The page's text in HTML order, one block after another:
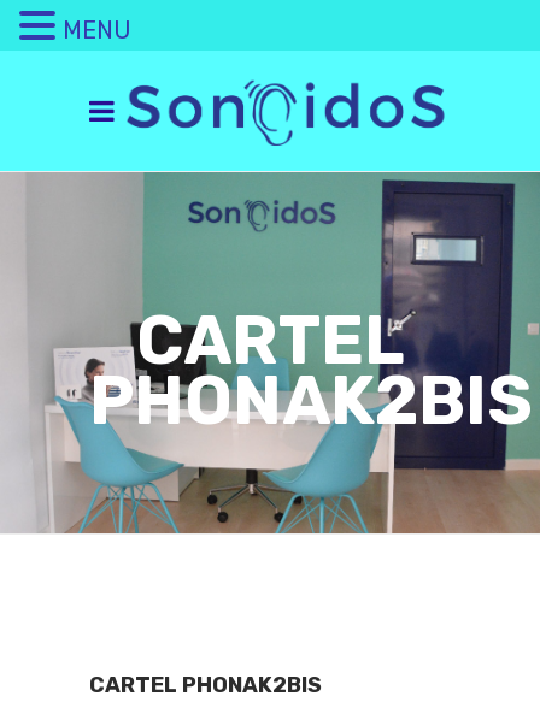
CARTEL
PHONAK2BIS
CARTEL PHONAK2BIS
MENU